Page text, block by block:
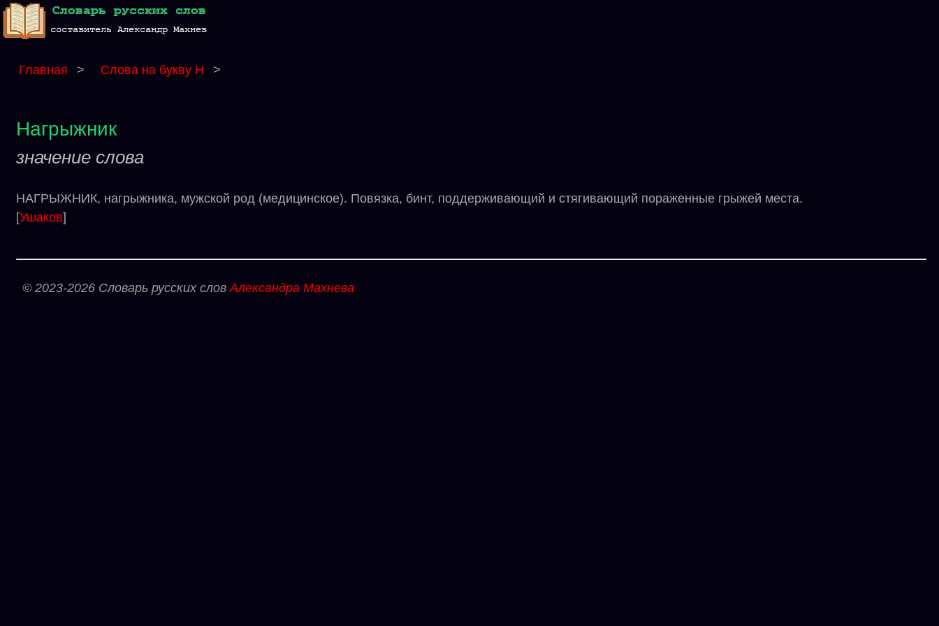
Главная > Слова на букву Н >
Нагрыжник
значение слова
НАГРЫЖНИК, нагрыжника, мужской род (медицинское). Повязка, бинт, поддерживающий и стягивающий пораженные грыжей места.
[Ушаков]
© 2023-2026 Словарь русских словАлександра Махнева